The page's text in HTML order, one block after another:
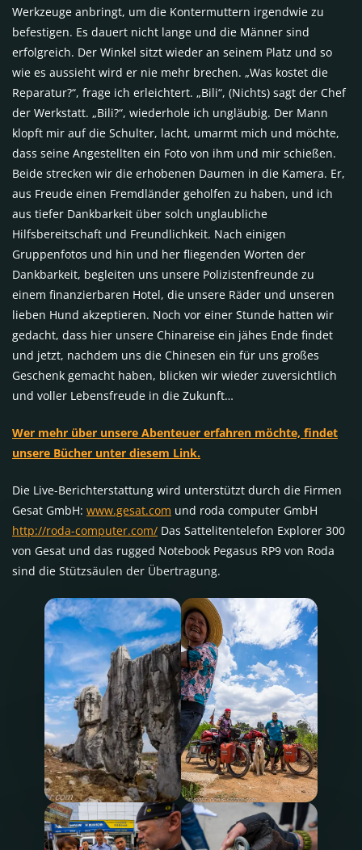
Werkzeuge anbringt, um die Kontermuttern irgendwie zu
befestigen. Es dauert nicht lange und die Männer sind
erfolgreich. Der Winkel sitzt wieder an seinem Platz und so
wie es aussieht wird er nie mehr brechen. „Was kostet die
Reparatur?“, frage ich erleichtert. „Bili“, (Nichts) sagt der Chef
der Werkstatt. „Bili?“, wiederhole ich ungläubig. Der Mann
klopft mir auf die Schulter, lacht, umarmt mich und möchte,
dass seine Angestellten ein Foto von ihm und mir schießen.
Beide strecken wir die erhobenen Daumen in die Kamera. Er,
aus Freude einen Fremdländer geholfen zu haben, und ich
aus tiefer Dankbarkeit über solch unglaubliche
Hilfsbereitschaft und Freundlichkeit. Nach einigen
Gruppenfotos und hin und her fliegenden Worten der
Dankbarkeit, begleiten uns unsere Polizistenfreunde zu
einem finanzierbaren Hotel, die unsere Räder und unseren
lieben Hund akzeptieren. Noch vor einer Stunde hatten wir
gedacht, dass hier unsere Chinareise ein jähes Ende findet
und jetzt, nachdem uns die Chinesen ein für uns großes
Geschenk gemacht haben, blicken wir wieder zuversichtlich
und voller Lebensfreude in die Zukunft…
Wer mehr über unsere Abenteuer erfahren möchte, findet
unsere Bücher unter diesem Link.
Die Live-Berichterstattung wird unterstützt durch die Firmen
Gesat GmbH: www.gesat.com und roda computer GmbH
http://roda-computer.com/ Das Sattelitentelefon Explorer 300
von Gesat und das rugged Notebook Pegasus RP9 von Roda
sind die Stützsäulen der Übertragung.